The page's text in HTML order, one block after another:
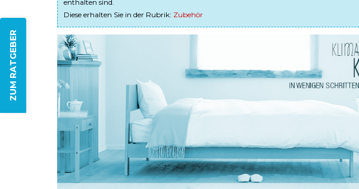
ZUM RATGEBER
enthalten sind.
Diese erhalten Sie in der Rubrik: Zubehör